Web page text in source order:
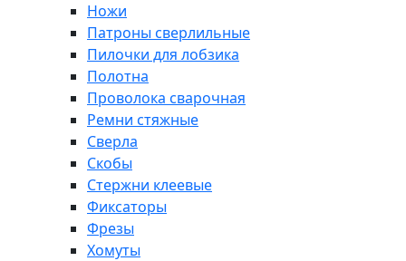
Ножи
Патроны сверлильные
Пилочки для лобзика
Полотна
Проволока сварочная
Ремни стяжные
Сверла
Скобы
Стержни клеевые
Фиксаторы
Фрезы
Хомуты